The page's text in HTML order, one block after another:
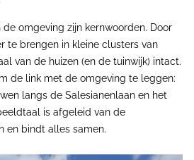
omgeving zijn kernwoorden. Door
te brengen in kleine clusters van
van de huizen (en de tuinwijk) intact.
de link met de omgeving te leggen:
langs de Salesianenlaan en het
is afgeleid van de
en bindt alles samen.